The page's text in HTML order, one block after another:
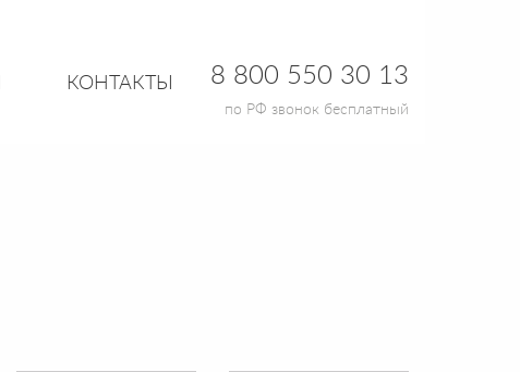
КОНТАКТЫ 8 800 550 30 13
по РФ звонок бесплатный